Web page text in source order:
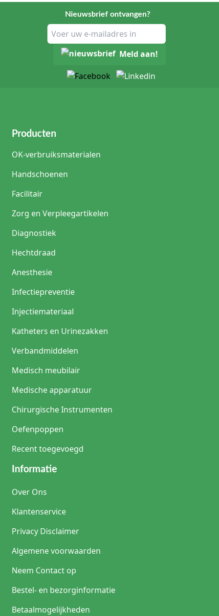
Nieuwsbrief ontvangen?
Meld aan!
Producten
OK-verbruiksmaterialen
Handschoenen
Facilitair
Zorg en Verpleegartikelen
Diagnostiek
Hechtdraad
Anesthesie
Infectiepreventie
Injectiemateriaal
Katheters en Urinezakken
Verbandmiddelen
Medisch meubilair
Medische apparatuur
Chirurgische Instrumenten
Oefenpoppen
Recent toegevoegd
Informatie
Over Ons
Klantenservice
Privacy Disclaimer
Algemene voorwaarden
Neem Contact op
Bestel- en bezorginformatie
Betaalmogelijkheden